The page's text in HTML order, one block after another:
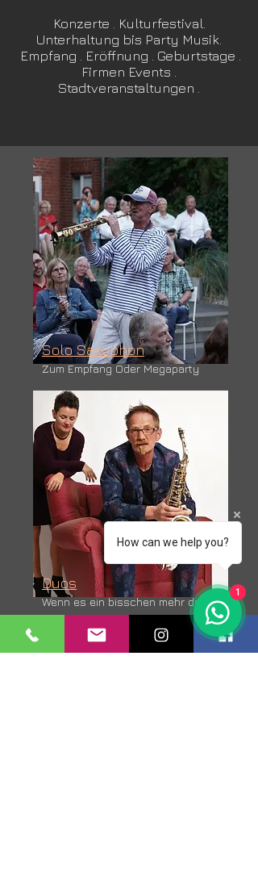
Konzerte . Kulturfestival.
Unterhaltung bis Party Musik.
Empfang . Eröffnung . Geburtstage .
Firmen Events .
Stadtveranstaltungen .
Solo Saxophon
Zum Empfang Oder Megaparty
Duos
Wenn es ein bisschen mehr darf
How can we help you?
1